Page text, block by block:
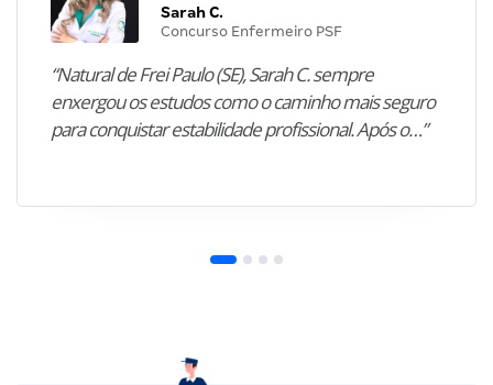
Sarah C.
Concurso Enfermeiro PSF
“Natural de Frei Paulo (SE), Sarah C. sempre
enxergou os estudos como o caminho mais seguro
para conquistar estabilidade profissional. Após o…”